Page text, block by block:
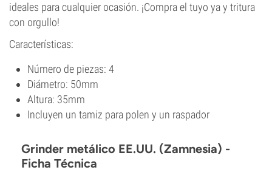
ideales para cualquier ocasión. ¡Compra el tuyo ya y tritura
con orgullo!
Características:
Número de piezas: 4
Diámetro: 50mm
Altura: 35mm
Incluyen un tamiz para polen y un raspador
Grinder metálico EE.UU. (Zamnesia) -
Ficha Técnica